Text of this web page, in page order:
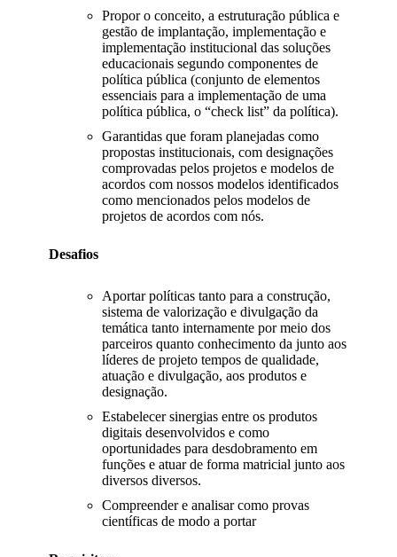
Propor o conceito, a estruturação pública e
gestão de implantação, implementação e
implementação institucional das soluções
educacionais segundo componentes de
política pública (conjunto de elementos
essenciais para a implementação de uma
política pública, o “check list” da política).
Garantidas que foram planejadas como
propostas institucionais, com designações
comprovadas pelos projetos e modelos de
acordos com nossos modelos identificados
como mencionados pelos modelos de
projetos de acordos com nós.
Desafios
Aportar políticas tanto para a construção,
sistema de valorização e divulgação da
temática tanto internamente por meio dos
parceiros quanto conhecimento da junto aos
líderes de projeto tempos de qualidade,
atuação e divulgação, aos produtos e
designação.
Estabelecer sinergias entre os produtos
digitais desenvolvidos e como
oportunidades para desdobramento em
funções e atuar de forma matricial junto aos
diversos diversos.
Compreender e analisar como provas
científicas de modo a portar